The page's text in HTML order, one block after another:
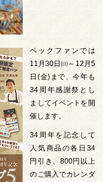
ベックファンでは
11月30日㈰～12月5
日(金)まで、今年も
34周年感謝祭とし
ましてイベントを開
催します。
34周年を記念して
人気商品の各日34
円引き、800円以上
のご購入でカレンダ